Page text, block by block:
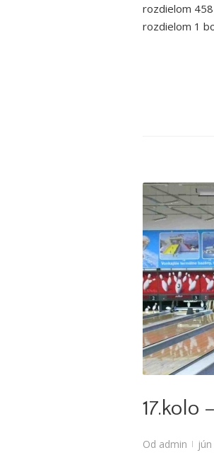
rozdielom
rozdielom 1
17.kolo
Od admin |